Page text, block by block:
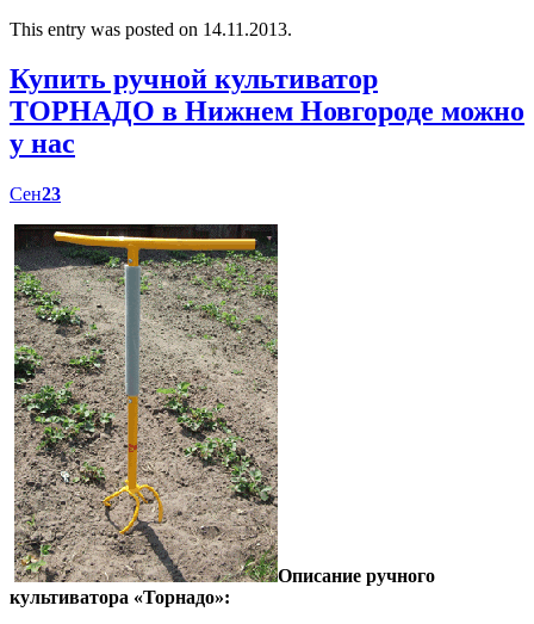
This entry was posted on 14.11.2013.
Купить ручной культиватор
ТОРНАДО в Нижнем Новгороде можно
у нас
Сен23
Описание ручного
культиватора «Торнадо»: